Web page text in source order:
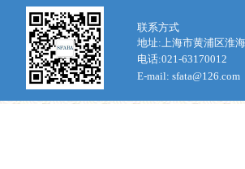
联系方式
地址:上海市黄浦区淮
电话:021-63170012
E-mail: